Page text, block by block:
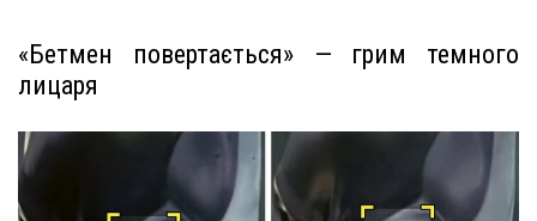
«Бетмен повертається» — грим темного
лицаря